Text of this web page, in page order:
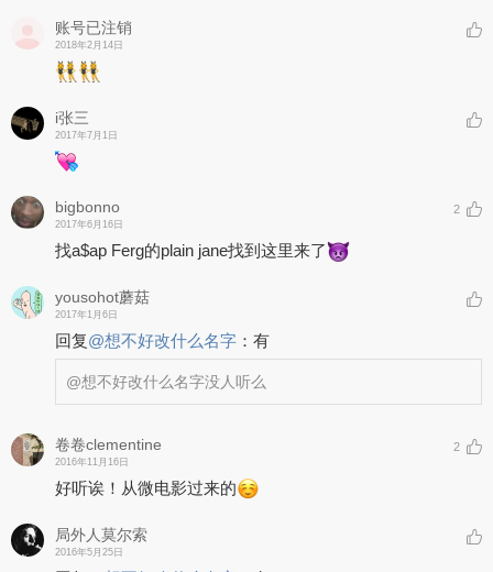
账号已注销
2018年2月14日
i张三
2017年7月1日
bigbonno
2017年6月16日
2
找a$ap Ferg的plain jane找到这里来了
yousohot蘑菇
2017年1月6日
回复@想不好改什么名字 ： 有
@想不好改什么名字没人听么
卷卷clementine
2016年11月16日
2
好听诶！从微电影过来的
局外人莫尔索
2016年5月25日